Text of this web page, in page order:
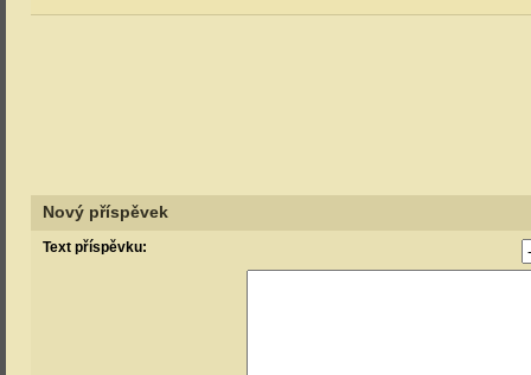
Nový příspěvek
Text příspěvku: